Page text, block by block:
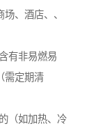
、酒店、、
有非易燃易
需定期清
（如加热、冷